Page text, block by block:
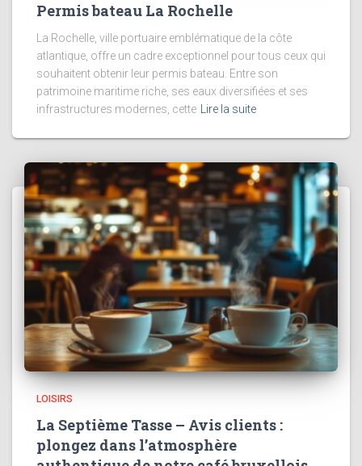
Permis bateau La Rochelle
La Rochelle, ville portuaire emblématique de la côte
atlantique, offre un cadre exceptionnel pour tous ceux qui
souhaitent obtenir leur permis bateau. Entre son
patrimoine maritime riche, ses eaux diversifiées et ses
infrastructures modernes, cette Lire la suite
LOISIRS
La Septième Tasse – Avis clients :
plongez dans l’atmosphère